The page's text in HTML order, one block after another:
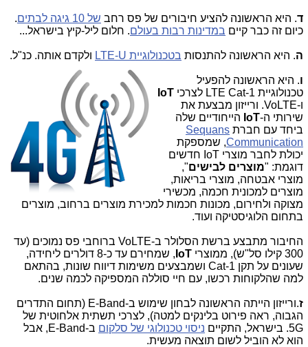
ד. היא הראשונה להציע חיבורים של פס רחב של 10 גיגה לבתים
.
כיום זה כבר קיים במדינות רבות בעולם. חלום ליל-קיץ בישראל...
ה. היא הראשונה להתנסות בטכנולוגיית LTE-U ולקדם אותה. כנ"ל.
ו. היא הראשונה להפעיל
טכנולוגיית LTE Cat-1 לצרכי
IoT
ו-VoLTE. ורייזון מבצעת את
שירותי ה-IoT הייחודיים שלה
ביחד עם חברת Sequans
Communication, שמספקת
יכולת לחבר מוצרי IoT חדשים
דוגמת: "מוצרים לבישים",
מוצרי אבטחה, מוצרי בריאות,
מוצרים למכונית חכמה, מכשירי
מצוקה ולחירום, מכונות חכמות למכירת מוצרים ברחוב, מוצרים
בתחום הלוגיסטיקה ועוד.
החיבור מתבצע ברשת הסלולר ב-VoLTE ברוחבי פס נמוכים (עד
300 קילו סל"ש), ממוצרי
IoT
, שמחירם עד כ-8 דולרים ליחידה,
שעונים על תקן Cat-1 ושמבצעים משימות דיווח שונות, בהתאם
למה שהלקוחות רכשו, עם חיי סוללה המספיקה לכמה שנים.
ז
.ורייזון הייתה הראשונה לבחון שימוש ב-E-Band (תחום התדרים
הגבוה, ראה פירוט בלינקים למטה), לצרכי תשתית אלחוטית של
5G. בישראל, התקיים
ניסוי טכנולוגי של סלקום
ב-E-Band, אבל
הוא לא הוביל לשום תוצאה מעשית.